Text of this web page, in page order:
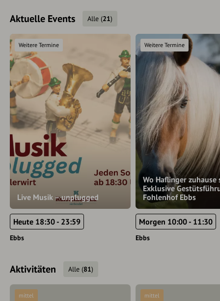
Aktuelle Events Alle (21)
Live Musik – unplugged
Weitere Termine
Heute 18:30 - 23:59
Ebbs
Wo Haflinger zuhause
Exklusive
Fohlenhof Ebbs
Weitere Termine
Morgen 10:00 - 11:30
Ebbs
Aktivitäten Alle (81)
mittel mittel